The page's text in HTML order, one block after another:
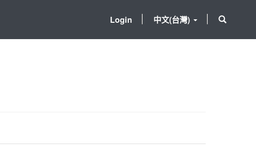
中文(台灣)
Login